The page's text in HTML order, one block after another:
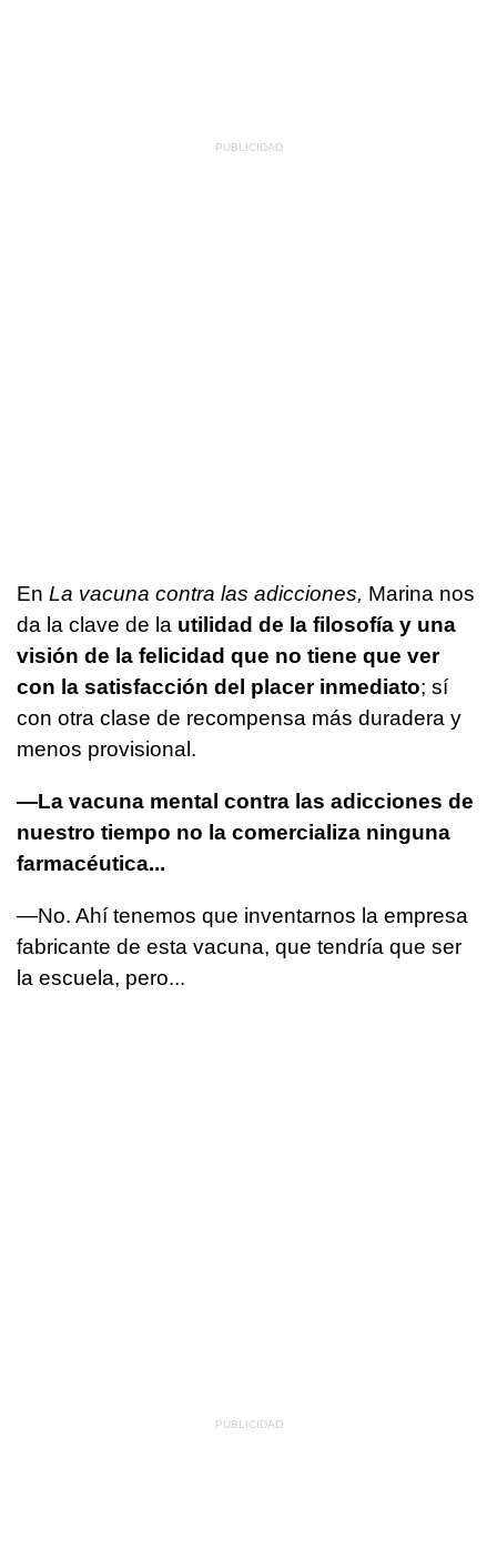
En La vacuna contra las adicciones, Marina nos
da la clave de la utilidad de la filosofía y una
visión de la felicidad que no tiene que ver
con la satisfacción del placer inmediato; sí
con otra clase de recompensa más duradera y
menos provisional.
—La vacuna mental contra las adicciones de
nuestro tiempo no la comercializa ninguna
farmacéutica...
—No. Ahí tenemos que inventarnos la empresa
fabricante de esta vacuna, que tendría que ser
la escuela, pero...